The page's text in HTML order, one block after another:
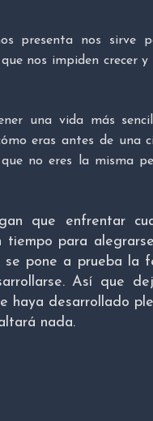
presenta nos sirve
nos impiden crecer
una vida más
eras antes de una
no eres la misma
que enfrentar
tiempo para
pone a prueba la
Así que
haya desarrollado
nada.